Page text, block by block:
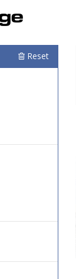
Reset